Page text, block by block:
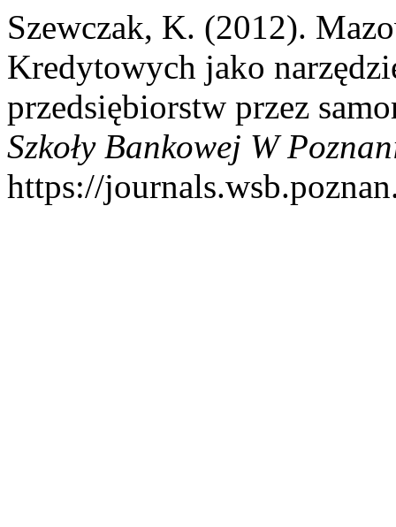
Szewczak, K. (2012).
Kredytowych jako
przedsiębiorstw przez
Szkoły Bankowej W
https://